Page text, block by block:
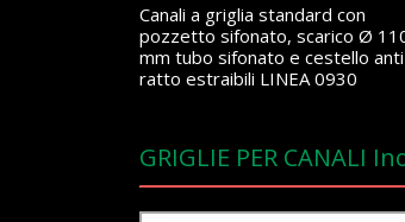
Canali a griglia standard con
pozzetto sifonato, scarico Ø
mm tubo sifonato e cestello anti
ratto estraibili LINEA 0930
GRIGLIE PER CANALI